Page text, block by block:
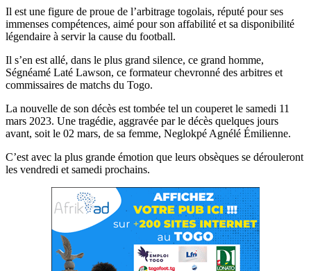
Il est une figure de proue de l’arbitrage togolais, réputé pour ses
immenses compétences, aimé pour son affabilité et sa disponibilité
légendaire à servir la cause du football.
Il s’en est allé, dans le plus grand silence, ce grand homme,
Ségnéamé Laté Lawson, ce formateur chevronné des arbitres et
commissaires de matchs du Togo.
La nouvelle de son décès est tombée tel un couperet le samedi 11
mars 2023. Une tragédie, aggravée par le décès quelques jours
avant, soit le 02 mars, de sa femme, Neglokpé Agnélé Émilienne.
C’est avec la plus grande émotion que leurs obsèques se dérouleront
les vendredi et samedi prochains.